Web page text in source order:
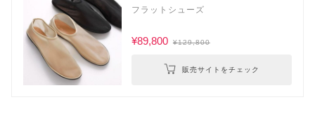
フラットシューズ
¥89,800 ¥129,800
販売サイトをチェック